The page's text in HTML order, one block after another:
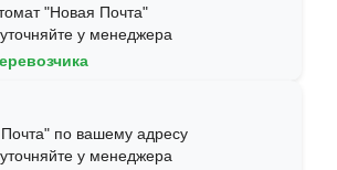
"Новая Почта"
у менеджера
по вашему адресу
у менеджера